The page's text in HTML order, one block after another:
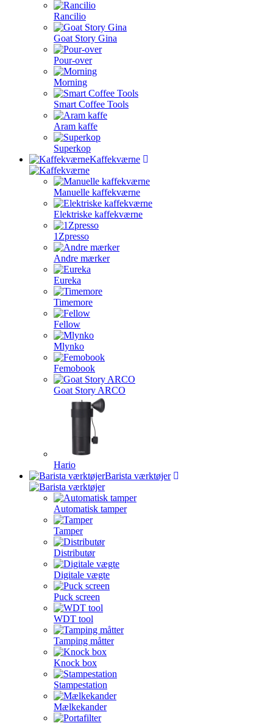
Rancilio
Goat Story Gina
Pour-over
Morning
Smart Coffee Tools
Aram kaffe
Superkop
Kaffekværne
Manuelle kaffekværne
Elektriske kaffekværne
1Zpresso
Andre mærker
Eureka
Timemore
Fellow
Mlynko
Femobook
Goat Story ARCO
Hario
Barista værktøjer
Automatisk tamper
Tamper
Distributør
Digitale vægte
Puck screen
WDT tool
Tamping måtter
Knock box
Stampestation
Mælkekander